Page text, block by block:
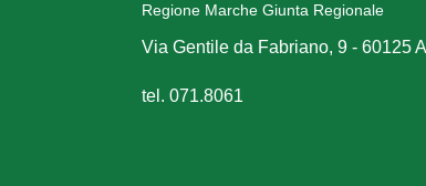
Regione Marche Giunta Regionale
Via Gentile da Fabriano, 9 - 60125
tel. 071.8061